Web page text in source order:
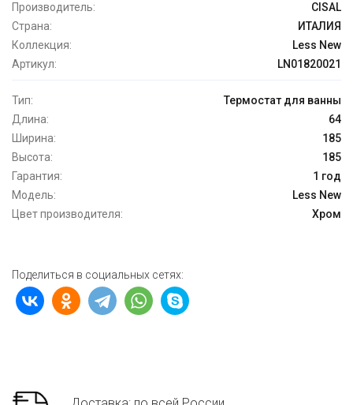
Производитель:
CISAL
Страна:
ИТАЛИЯ
Коллекция:
Less New
Артикул:
LN01820021
Тип:
Термостат для ванны
Длина:
64
Ширина:
185
Высота:
185
Гарантия:
1 год
Модель:
Less New
Цвет производителя:
Хром
Поделиться в социальных сетях: